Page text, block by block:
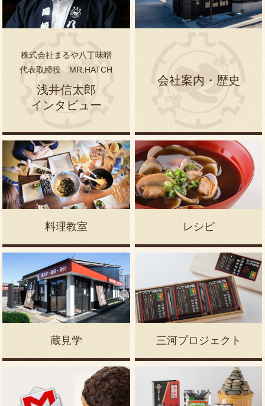
有機味噌詰合せ みやび みやび
八丁味噌みそ煮込みうどん
国産詰合せ こだわり詰合せ 八丁味噌の香味パウダー
みそまめ 天日干し浜納豆 100g まるやのみそだれ
株式会社まるや八丁味噌
代表取締役 MR.HATCH
浅井信太郎
インタビュー
会社案内・歴史
料理教室 レシピ
蔵見学 三河プロジェクト